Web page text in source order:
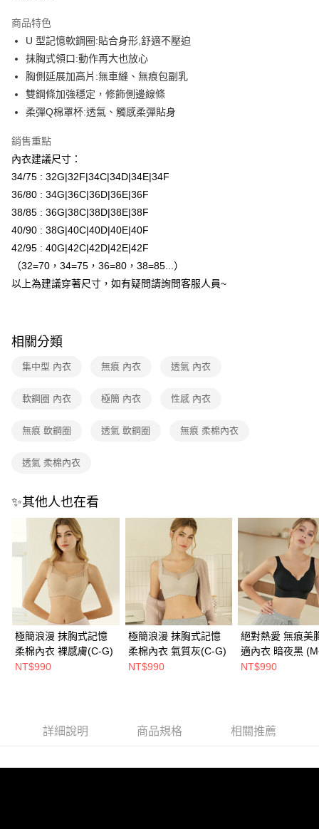
合作金庫商業銀行
華南商業銀行
彰化商業銀行
上海商業儲蓄銀行
國泰世華商業銀行
兆豐國際商業銀行
臺灣中小企業銀行
匯豐（台灣）商業銀行
聯邦商業銀行
遠東國際商業銀行
元大商業銀行
台新國際商業銀行
台灣樂天信用卡公司
超商取貨付款
LINE Pay
Apple Pay
街口支付
ATM付款
運送方式
全家取貨付款
每筆NT$80，滿NT$1,500(含以上)免運費
付款後全家取貨
每筆NT$80，滿NT$1,500(含以上)免運費
7-11取貨付款
付款後7-11取貨
每筆NT$80，滿NT$1,200(含以上)免運費
付款後門市自取（約7-10天送達門市，將主動聯繫您到貨可取件時
免運費
商品特色
U 型記憶軟鋼圈:貼合身形,舒適不壓迫
抹胸式領口:動作再大也放心
胸側延展加高片:無車縫、無痕包副乳
雙鋼條加強穩定，修飾側邊線條
柔彈Q棉罩杯:透氣、觸感柔彈貼身
銷售重點
內衣建議尺寸：
34/75 : 32G|32F|34C|34D|34E|34F
36/80 : 34G|36C|36D|36E|36F
38/85 : 36G|38C|38D|38E|38F
40/90 : 38G|40C|40D|40E|40F
42/95 : 40G|42C|42D|42E|42F
（32=70，34=75，36=80，38=85...）
以上為建議穿著尺寸，如有疑問請詢問客服人員~
相關分類
集中型 內衣 無痕 內衣 透氣 內衣
軟鋼圈 內衣 極簡 內衣 性感 內衣
無痕 軟鋼圈 透氣 軟鋼圈 無痕 柔棉內衣
透氣 柔棉內衣
✨其他人也在看
極簡浪漫 抹胸式記憶
柔棉內衣 裸感膚(C-G)
NT$990
極簡浪漫 抹胸式記憶
柔棉內衣 氣質灰(C-G)
NT$990
絕對熱愛 無痕美
適內衣 暗夜黑
NT$990
詳細說明 商品規格 相關推薦